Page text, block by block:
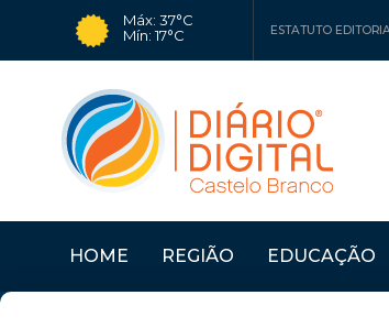
Máx: 37°C
Mín: 17°C
ESTATUTO
HOME REGIÃO EDUCAÇÃO